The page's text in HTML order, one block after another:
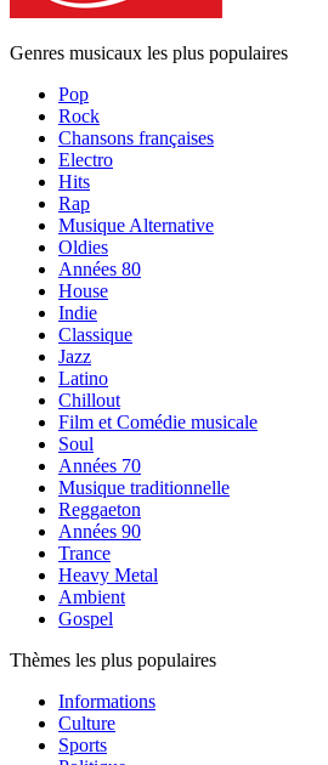
Genres musicaux les plus populaires
Pop
Rock
Chansons françaises
Electro
Hits
Rap
Musique Alternative
Oldies
Années 80
House
Indie
Classique
Jazz
Latino
Chillout
Film et Comédie musicale
Soul
Années 70
Musique traditionnelle
Reggaeton
Années 90
Trance
Heavy Metal
Ambient
Gospel
Thèmes les plus populaires
Informations
Culture
Sports